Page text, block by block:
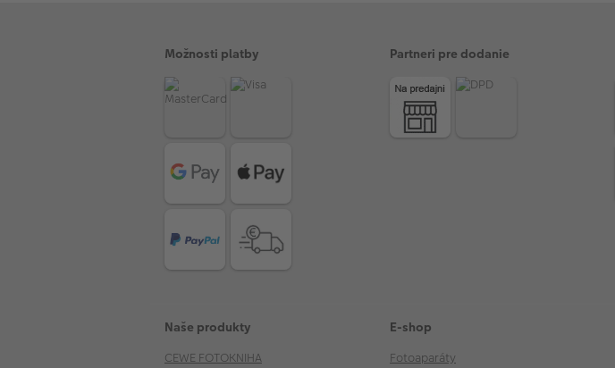
Možnosti platby Partneri pre dodanie
Naše produkty
CEWE FOTOKNIHA
E-shop
Fotoaparáty